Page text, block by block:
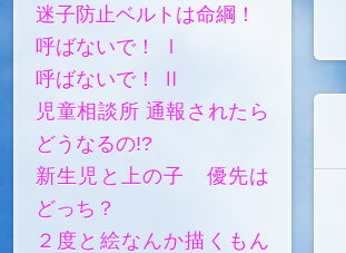
迷子防止ベルトは命綱！
呼ばないで！ Ⅰ
呼ばないで！ Ⅱ
児童相談所 通報されたら
どうなるの!?
新生児と上の子 優先は
どっち？
２度と絵なんか描くもん